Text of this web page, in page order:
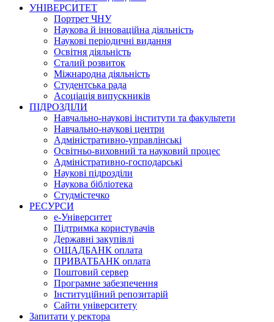
УНІВЕРСИТЕТ
Портрет ЧНУ
Наукова й інноваційна діяльність
Наукові періодичні видання
Освітня діяльність
Сталий розвиток
Міжнародна діяльність
Студентська рада
Асоціація випускників
ПІДРОЗДІЛИ
Навчально-наукові інститути та факультети
Навчально-наукові центри
Адміністративно-управлінські
Освітньо-виховний та науковий процес
Адміністративно-господарські
Наукові підрозділи
Наукова бібліотека
Студмістечко
РЕСУРСИ
е-Університет
Підтримка користувачів
Державні закупівлі
ОЩАДБАНК оплата
ПРИВАТБАНК оплата
Поштовий сервер
Програмне забезпечення
Інституційний репозитарій
Сайти університету
Запитати у ректора